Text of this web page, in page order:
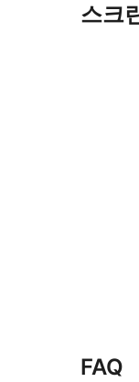
스크
FAQ